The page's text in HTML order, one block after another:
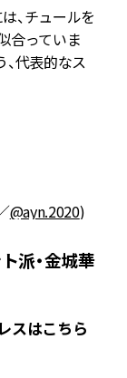
、チュールを
合っていま
代表的なス
@ayn.2020)
派・金城華
スはこちら